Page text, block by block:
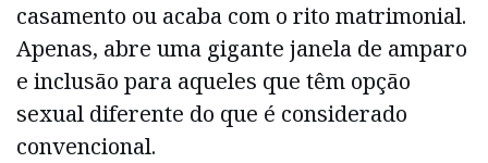
casamento ou acaba com o rito matrimonial.
Apenas, abre uma gigante janela de amparo
e inclusão para aqueles que têm opção
sexual diferente do que é considerado
convencional.